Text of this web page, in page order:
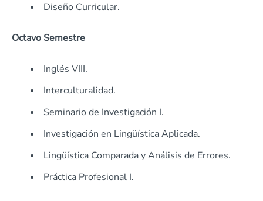
Diseño Curricular.
Octavo Semestre
Inglés VIII.
Interculturalidad.
Seminario de Investigación I.
Investigación en Lingüística Aplicada.
Lingüística Comparada y Análisis de Errores.
Práctica Profesional I.